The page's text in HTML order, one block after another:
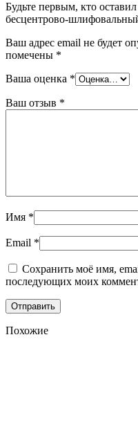
Будьте первым, кто
бесцентрово-
Ваш адрес email не будет
помечены *
Ваша оценка *
Ваш отзыв *
Имя *
Email *
Сохранить моё имя,
последующих моих
Похожие